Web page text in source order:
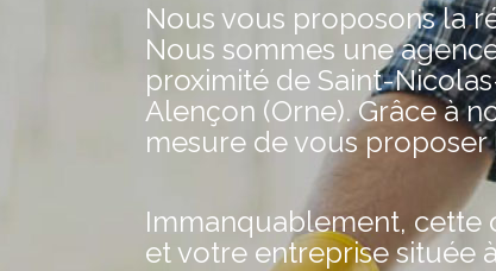
Nous vous proposons la
Nous sommes une
proximité de Saint-
Alençon (Orne). Grâce à
mesure de vous
Immanquablement, cette
et votre entreprise située